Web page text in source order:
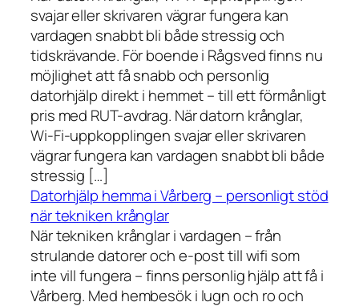
svajar eller skrivaren vägrar fungera kan
vardagen snabbt bli både stressig och
tidskrävande. För boende i Rågsved finns nu
möjlighet att få snabb och personlig
datorhjälp direkt i hemmet – till ett förmånligt
pris med RUT-avdrag. När datorn krånglar,
Wi-Fi-uppkopplingen svajar eller skrivaren
vägrar fungera kan vardagen snabbt bli både
stressig […]
Datorhjälp hemma i Vårberg – personligt stöd
när tekniken krånglar
När tekniken krånglar i vardagen – från
strulande datorer och e-post till wifi som
inte vill fungera – finns personlig hjälp att få i
Vårberg. Med hembesök i lugn och ro och